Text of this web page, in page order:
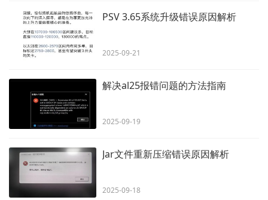
PSV 3.65系统升级错误原因解析
2025-09-21
解决al25报错问题的方法指南
2025-09-19
Jar文件重新压缩错误原因解析
2025-09-18